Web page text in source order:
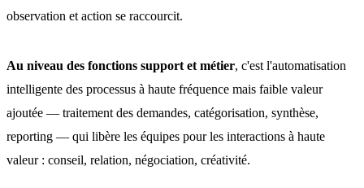
observation et action se raccourcit.
Au niveau des fonctions support et métier, c'est l'automatisation
intelligente des processus à haute fréquence mais faible valeur
ajoutée — traitement des demandes, catégorisation, synthèse,
reporting — qui libère les équipes pour les interactions à haute
valeur : conseil, relation, négociation, créativité.